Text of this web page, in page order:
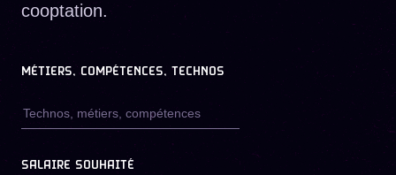
cooptation.
MÉTIERS, COMPÉTENCES, TECHNOS
SALAIRE SOUHAITÉ